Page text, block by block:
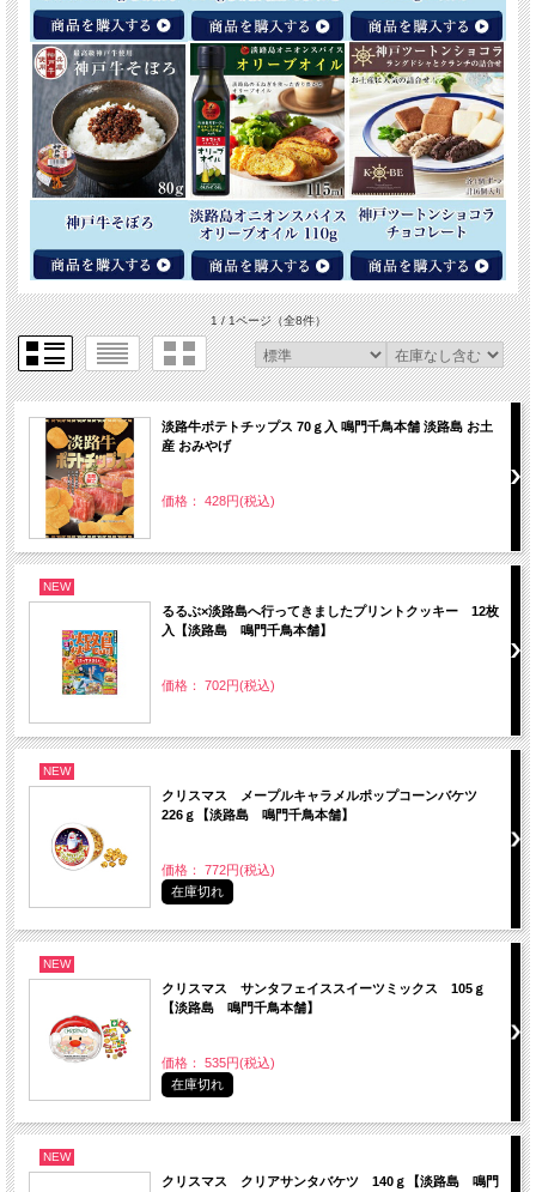
1 / 1ページ（全8件）
淡路牛ポテトチップス 70ｇ入 鳴門千鳥本舗 淡路島 お土
産 おみやげ
価格： 428円(税込)
NEW
るるぶ×淡路島へ行ってきましたプリントクッキー 12枚
入【淡路島 鳴門千鳥本舗】
価格： 702円(税込)
NEW
クリスマス メープルキャラメルポップコーンバケツ
226ｇ【淡路島 鳴門千鳥本舗】
価格： 772円(税込)
在庫切れ
NEW
クリスマス サンタフェイススイーツミックス 105ｇ
【淡路島 鳴門千鳥本舗】
価格： 535円(税込)
在庫切れ
NEW
クリスマス クリアサンタバケツ 140ｇ【淡路島 鳴門